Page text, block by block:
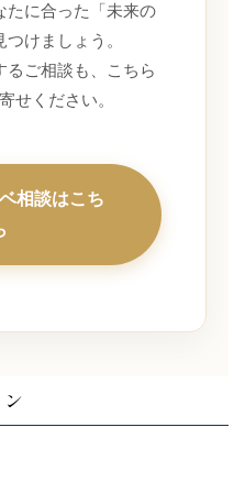
たに合った「未来の
けましょう。
るご相談も、こちら
せください。
相談はこち